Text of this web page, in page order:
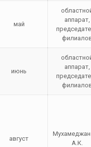
май
аппарат,
июнь
аппарат,
август
А.К.